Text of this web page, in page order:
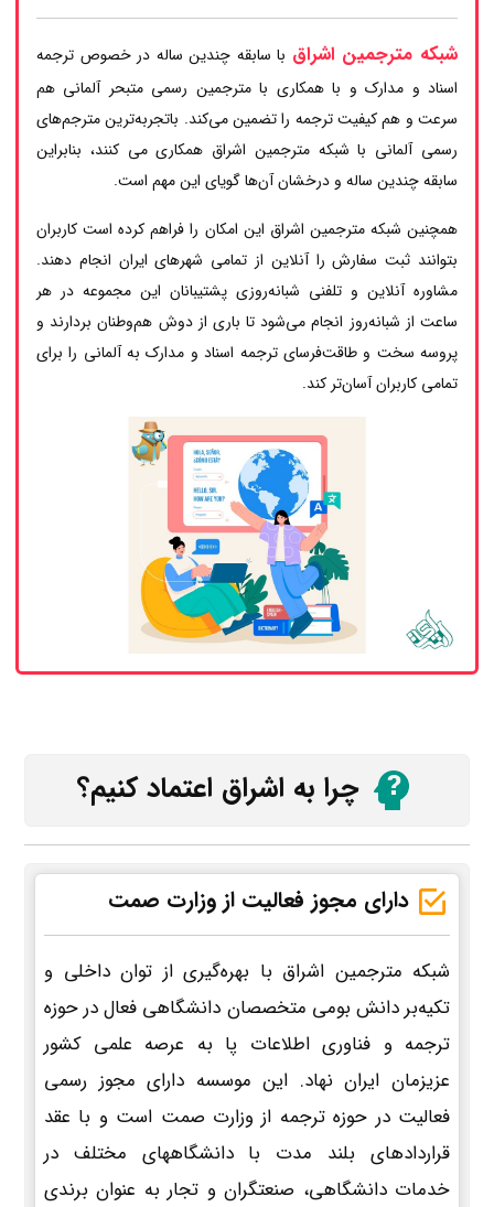
شبکه مترجمین اشراق با سابقه چندین ساله در خصوص ترجمه
اسناد و مدارک و با همکاری با مترجمین رسمی متبحر آلمانی هم
سرعت و هم کیفیت ترجمه را تضمین می‌کند. باتجربه‌ترین مترجم‌های
رسمی آلمانی با شبکه مترجمین اشراق همکاری می کنند، بنابراین
سابقه چندین ساله و درخشان آن‌ها گویای این مهم است.
همچنین شبکه مترجمین اشراق این امکان را فراهم کرده است کاربران
بتوانند ثبت سفارش را آنلاین از تمامی شهرهای ایران انجام دهند.
مشاوره آنلاین و تلفنی شبانه‌روزی پشتیبانان این مجموعه در هر
ساعت از شبانه‌روز انجام می‌شود تا باری از دوش هم‌وطنان بردارند و
پروسه سخت و طاقت‌فرسای ترجمه اسناد و مدارک به آلمانی را برای
تمامی کاربران آسان‌تر کند.
چرا به اشراق اعتماد کنیم؟
دارای مجوز فعالیت از وزارت صمت
شبکه مترجمین اشراق با بهره‌گیری از توان داخلی و
تکیه‌بر دانش بومی متخصصان دانشگاهی فعال در حوزه
ترجمه و فناوری اطلاعات پا به عرصه علمی کشور
عزیزمان ایران نهاد. این موسسه دارای مجوز رسمی
فعالیت در حوزه ترجمه از وزارت صمت است و با عقد
قراردادهای بلند مدت با دانشگاههای مختلف در
خدمات دانشگاهی، صنعتگران و تجار به عنوان برندی